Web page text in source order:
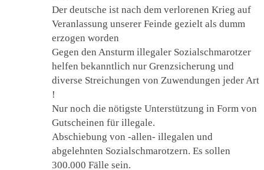
Der deutsche ist nach dem verlorenen Krieg auf
Veranlassung unserer Feinde gezielt als dumm
erzogen worden
Gegen den Ansturm illegaler Sozialschmarotzer
helfen bekanntlich nur Grenzsicherung und
diverse Streichungen von Zuwendungen jeder Art
!
Nur noch die nötigste Unterstützung in Form von
Gutscheinen für illegale.
Abschiebung von -allen- illegalen und
abgelehnten Sozialschmarotzern. Es sollen
300.000 Fälle sein.